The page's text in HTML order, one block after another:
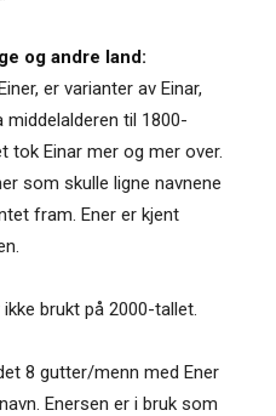
og andre land:
er varianter av Einar,
til 1800-
tok Einar mer og mer over.
som skulle ligne navnene
fram. Ener er kjent
brukt på 2000-tallet.
8 gutter/menn med Ener
Enersen er i bruk som